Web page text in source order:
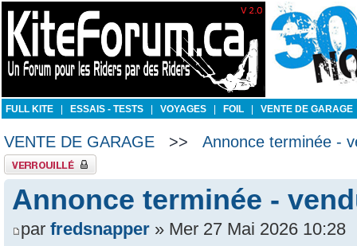
FULL KITE ESSAIS - TESTS VOYAGES FOIL VENTE DE GARAGE
VENTE DE GARAGE >> Annonce terminée -
Sujet verrouillé
Annonce terminée -
par fredsnapper » Mer 27 Mai 2026 10:28